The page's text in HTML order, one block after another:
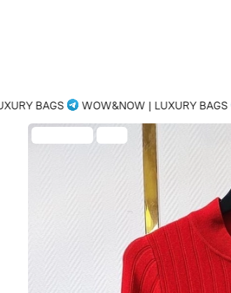
BAGS WOW&NOW | LUXURY BAGS